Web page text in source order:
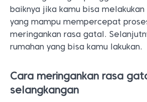
baiknya jika kamu bisa
yang mampu mempercepat
meringankan rasa gatal.
rumahan yang bisa kamu lakukan.
Cara meringankan rasa
selangkangan